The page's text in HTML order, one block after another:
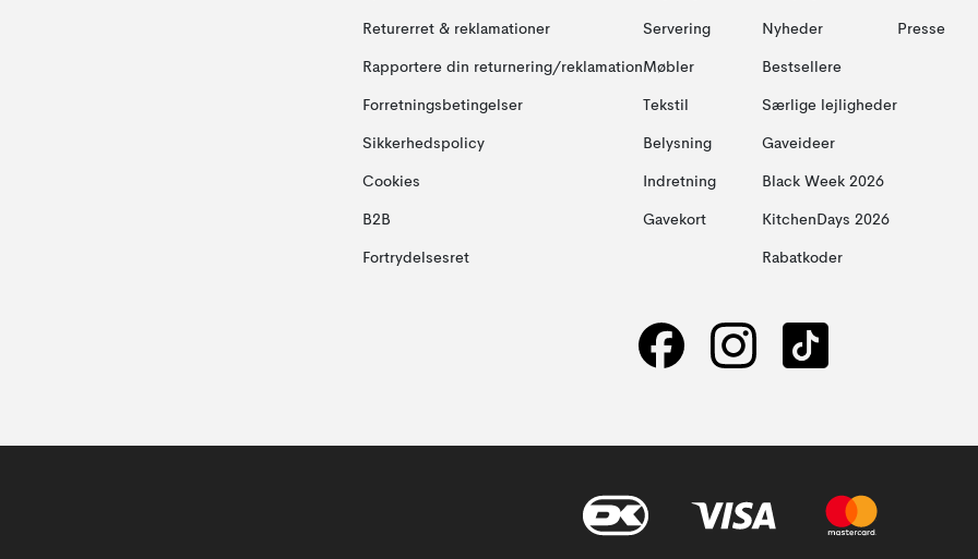
Returerret & reklamationer
Rapportere din returnering/reklamation
Forretningsbetingelser
Sikkerhedspolicy
Cookies
B2B
Fortrydelsesret
Servering
Møbler
Tekstil
Belysning
Indretning
Gavekort
Nyheder
Bestsellere
Særlige lejligheder
Gaveideer
Black Week 2026
KitchenDays 2026
Rabatkoder
Presse